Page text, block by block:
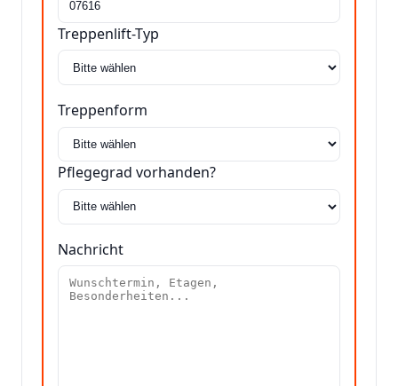
Treppenlift-Typ
Treppenform
Pflegegrad vorhanden?
Nachricht